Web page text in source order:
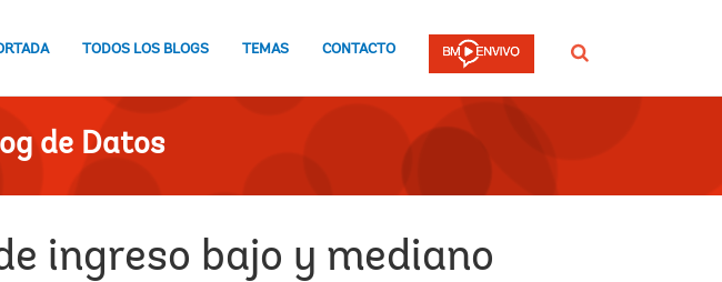
TODOS LOS BLOGS TEMAS CONTACTO Buscar
de Datos
ingreso bajo y mediano